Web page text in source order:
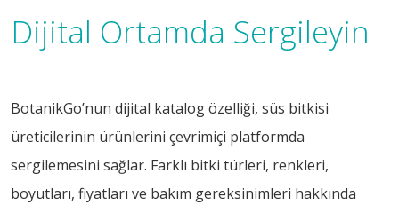
Dijital Ortamda Sergileyin
BotanikGo’nun dijital katalog özelliği, süs bitkisi
üreticilerinin ürünlerini çevrimiçi platformda
sergilemesini sağlar. Farklı bitki türleri, renkleri,
boyutları, fiyatları ve bakım gereksinimleri hakkında